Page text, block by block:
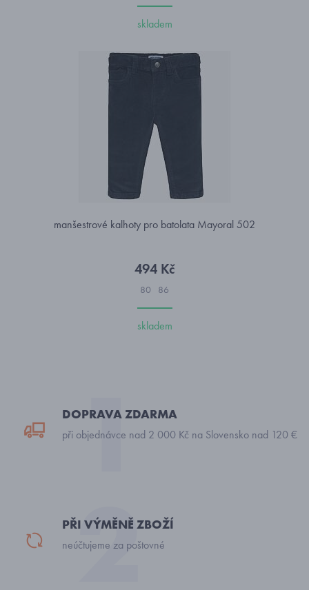
skladem
manšestrové kalhoty pro batolata Mayoral 502
494 Kč
80 86
skladem
DOPRAVA ZDARMA
při objednávce nad 2 000 Kč na Slovensko nad 120 €
PŘI VÝMĚNĚ ZBOŽÍ
neúčtujeme za poštovné